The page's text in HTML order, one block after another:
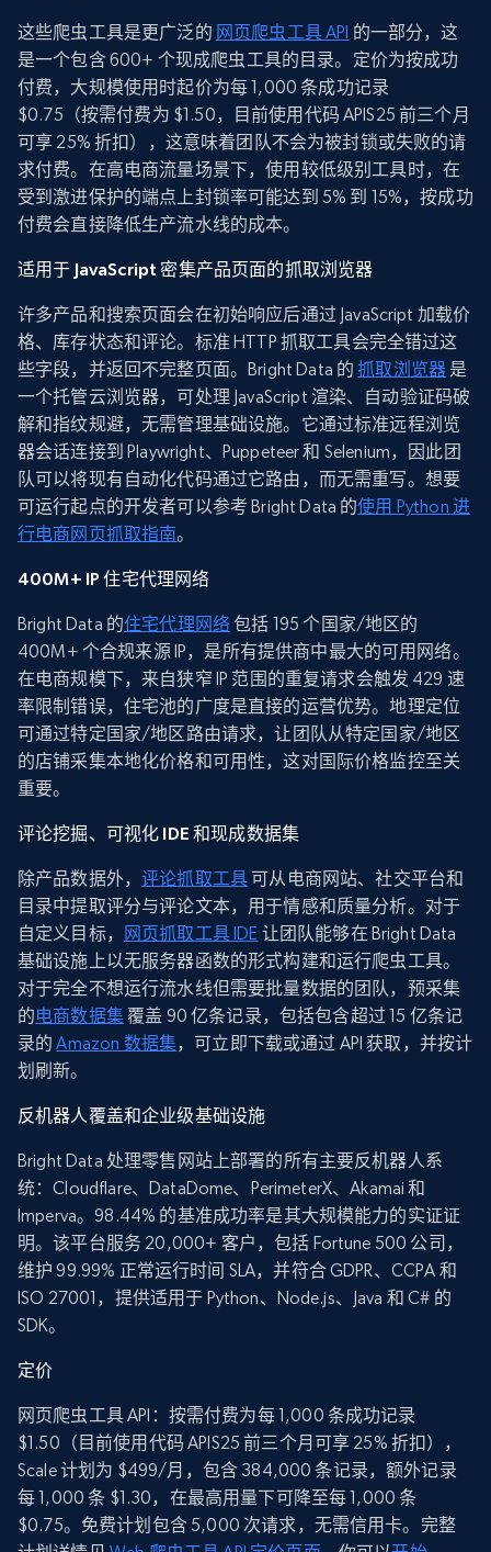
这些爬虫工具是更广泛的 网页爬虫工具 API 的一部分，这
是一个包含 600+ 个现成爬虫工具的目录。定价为按成功
付费，大规模使用时起价为每 1,000 条成功记录
$0.75（按需付费为 $1.50，目前使用代码 APIS25 前三个月
可享 25% 折扣），这意味着团队不会为被封锁或失败的请
求付费。在高电商流量场景下，使用较低级别工具时，在
受到激进保护的端点上封锁率可能达到 5% 到 15%，按成功
付费会直接降低生产流水线的成本。
适用于 JavaScript 密集产品页面的抓取浏览器
许多产品和搜索页面会在初始响应后通过 JavaScript 加载价
格、库存状态和评论。标准 HTTP 抓取工具会完全错过这
些字段，并返回不完整页面。Bright Data 的抓取浏览器 是
一个托管云浏览器，可处理 JavaScript 渲染、自动验证码破
解和指纹规避，无需管理基础设施。它通过标准远程浏览
器会话连接到 Playwright、Puppeteer 和 Selenium，因此团
队可以将现有自动化代码通过它路由，而无需重写。想要
可运行起点的开发者可以参考 Bright Data 的使用 Python 进
行电商网页抓取指南。
400M+ IP 住宅代理网络
Bright Data 的住宅代理网络包括 195 个国家/地区的
400M+ 个合规来源 IP，是所有提供商中最大的可用网络。
在电商规模下，来自狭窄 IP 范围的重复请求会触发 429 速
率限制错误，住宅池的广度是直接的运营优势。地理定位
可通过特定国家/地区路由请求，让团队从特定国家/地区
的店铺采集本地化价格和可用性，这对国际价格监控至关
重要。
评论挖掘、可视化 IDE 和现成数据集
除产品数据外，评论抓取工具 可从电商网站、社交平台和
目录中提取评分与评论文本，用于情感和质量分析。对于
自定义目标，
网页抓取工具 IDE 让团队能够在 Bright Data
基础设施上以无服务器函数的形式构建和运行爬虫工具。
对于完全不想运行流水线但需要批量数据的团队，预采集
的电商数据集覆盖 90 亿条记录，包括包含超过 15 亿条记
录的Amazon 数据集，可立即下载或通过 API 获取，并按计
划刷新。
反机器人覆盖和企业级基础设施
Bright Data 处理零售网站上部署的所有主要反机器人系
统：Cloudflare、DataDome、PerimeterX、Akamai 和
Imperva。98.44% 的基准成功率是其大规模能力的实证证
明。该平台服务 20,000+ 客户，包括 Fortune 500 公司，
维护 99.99% 正常运行时间 SLA，并符合 GDPR、CCPA 和
ISO 27001，提供适用于 Python、Node.js、Java 和 C# 的
SDK。
定价
网页爬虫工具 API：按需付费为每 1,000 条成功记录
$1.50（目前使用代码 APIS25 前三个月可享 25% 折扣），
Scale 计划为 $499/月，包含 384,000 条记录，额外记录
每 1,000 条 $1.30，在最高用量下可降至每 1,000 条
$0.75。免费计划包含 5,000 次请求，无需信用卡。完整